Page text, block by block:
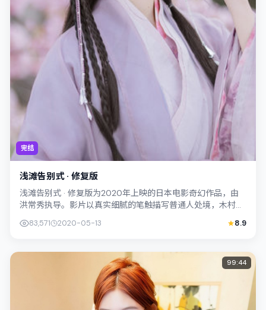
完结
浅滩告别式 · 修复版
浅滩告别式 · 修复版为2020年上映的日本电影奇幻作品，由
洪常秀执导。影片以真实细腻的笔触描写普通人处境，木村拓
83,571 2020-05-13 8.9
99:44